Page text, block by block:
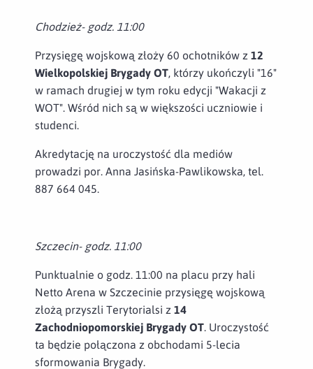
Chodzież- godz. 11:00
Przysięgę wojskową złoży 60 ochotników z 12
Wielkopolskiej Brygady OT , którzy ukończyli "16"
w ramach drugiej w tym roku edycji "Wakacji z
WOT". Wśród nich są w większości uczniowie i
studenci.
Akredytację na uroczystość dla mediów
prowadzi por. Anna Jasińska-Pawlikowska, tel.
887 664 045.
Szczecin- godz. 11:00
Punktualnie o godz. 11:00 na placu przy hali
Netto Arena w Szczecinie przysięgę wojskową
złożą przyszli Terytorialsi z 14
Zachodniopomorskiej Brygady OT . Uroczystość
ta będzie połączona z obchodami 5-lecia
sformowania Brygady.